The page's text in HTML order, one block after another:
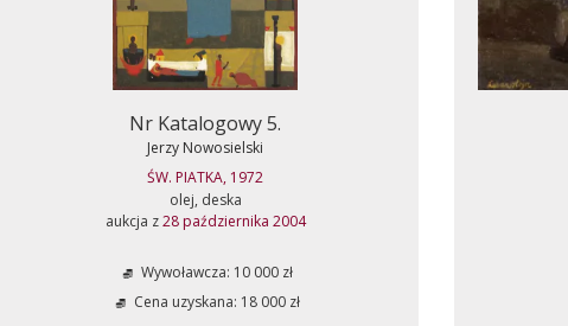
Nr Katalogowy 5.
Jerzy Nowosielski
ŚW. PIATKA, 1972
olej, deska
aukcja z28 października 2004
Wywoławcza: 10 000 zł
Cena uzyskana: 18 000 zł